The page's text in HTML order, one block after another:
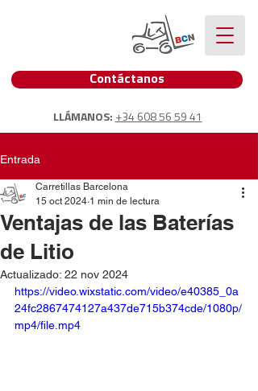
Contáctanos
LLÁMANOS: +34 608 56 59 41
Entrada
Ventajas de las Baterías
de Litio
Carretillas Barcelona
15 oct 2024 1 min de lectura
Actualizado: 22 nov 2024
https://video.wixstatic.com/video/e40385_0a
24fc2867474127a437de715b374cde/1080p/
mp4/file.mp4